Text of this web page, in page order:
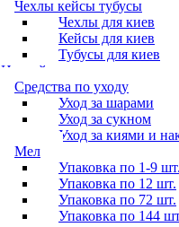
Чехлы кейсы тубусы
Чехлы для киев
Кейсы для киев
Тубусы для киев
Наклейки
Средства по уходу
Уход за шарами
Уход за сукном
Уход за киями и
Мел
Упаковка по 1-9 шт.
Упаковка по 12 шт.
Упаковка по 72 шт.
Упаковка по 144